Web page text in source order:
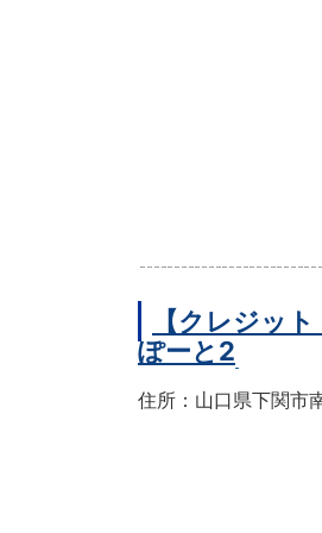
【クレジッ
ぽーと2
住所：山口県下関市